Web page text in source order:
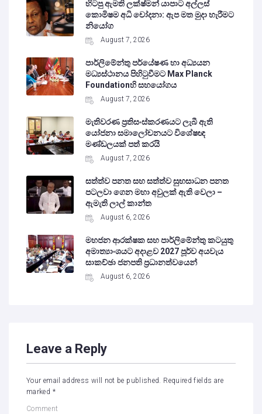
හිටපු ඇමති ලක්ෂ්මන් යාපාට අල්ලස්
කොමිෂම අධි චෝදනා: ඇප මත මුදා හැරීමට
නියෝග
August 7, 2026
පාර්ලිමේන්තු පර්යේෂණ හා අධ්‍යයන
මධ්‍යස්ථානය පිහිටුවීමට Max Planck
Foundationහි සහයෝගය
August 7, 2026
මැතිවරණ ප්‍රතිසංස්කරණයට ලැබී ඇති
යෝජනා සමාලෝචනයට විශේෂඥ
මණ්ඩලයක් පත් කරයි
August 7, 2026
සත්ත්ව පනත සහ සත්ත්ව සුභසාධන පනත
පටලවා ගෙන මහා අවුලක් ඇති වෙලා –
ඇමැති ලාල් කාන්ත
August 6, 2026
මහජන ආරක්ෂක සහ පාර්ලිමේන්තු කටයුතු
අමාත්‍යාංශයට අදාළව 2027 පූර්ව අයවැය
සාකච්ඡා ජනපති ප්‍රධානත්වයෙන්
August 6, 2026
Leave a Reply
Your email address will not be published. Required fields are
marked *
Comment